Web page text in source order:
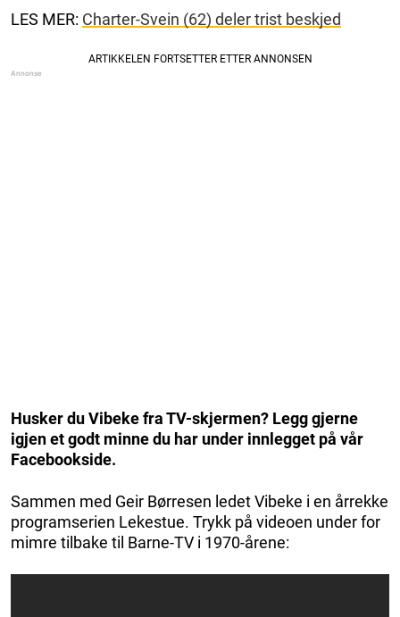
LES MER: Charter-Svein (62) deler trist beskjed
Husker du Vibeke fra TV-skjermen? Legg gjerne
igjen et godt minne du har under innlegget på vår
Facebookside.
Sammen med Geir Børresen ledet Vibeke i en årrekke
programserien Lekestue. Trykk på videoen under for
mimre tilbake til Barne-TV i 1970-årene: